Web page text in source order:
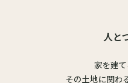
人と
家を建て
その土地に関わ